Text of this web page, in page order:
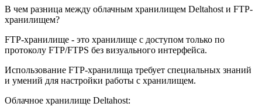
В чем разница между облачным хранилищем Deltahost и FTP-
хранилищем?
FTP-хранилище - это хранилище с доступом только по
протоколу FTP/FTPS без визуального интерфейса.
Использование FTP-хранилища требует специальных знаний
и умений для настройки работы с хранилищем.
Облачное хранилище Deltahost: